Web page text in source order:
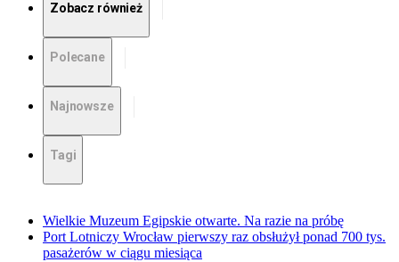
Zobacz również
Polecane
Najnowsze
Tagi
Wielkie Muzeum Egipskie otwarte. Na razie na próbę
Port Lotniczy Wrocław pierwszy raz obsłużył ponad 700 tys.
pasażerów w ciągu miesiąca